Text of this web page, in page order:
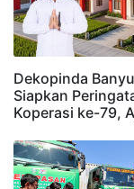
Dekopinda
Siapkan
Koperasi ke-79,